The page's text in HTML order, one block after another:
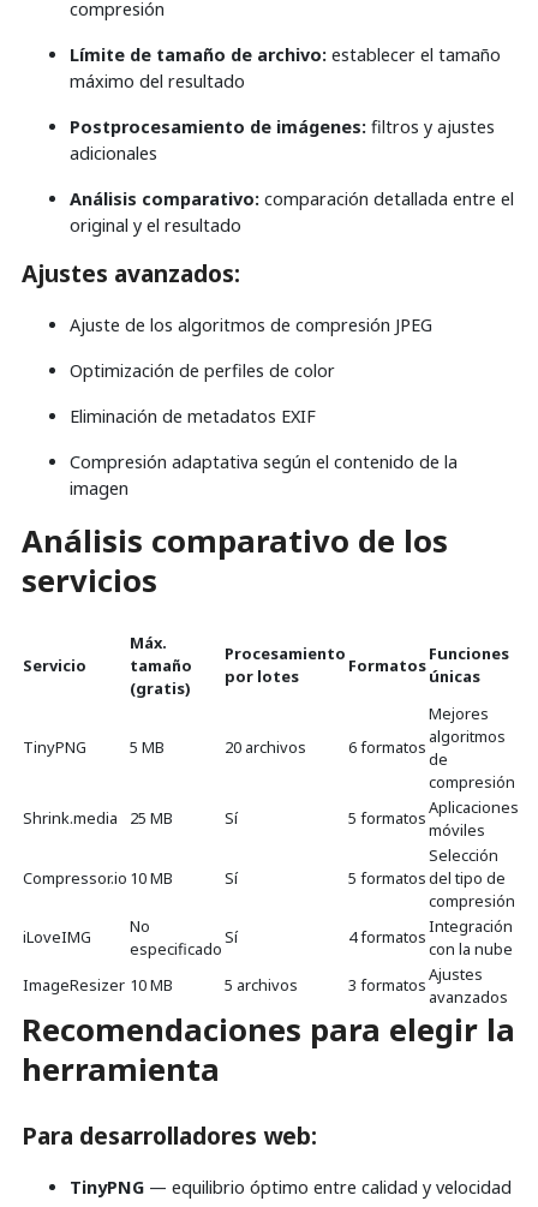
compresión
Límite de tamaño de archivo: establecer el tamaño
máximo del resultado
Postprocesamiento de imágenes: filtros y ajustes
adicionales
Análisis comparativo: comparación detallada entre el
original y el resultado
Ajustes avanzados:
Ajuste de los algoritmos de compresión JPEG
Optimización de perfiles de color
Eliminación de metadatos EXIF
Compresión adaptativa según el contenido de la
imagen
Análisis comparativo de los
servicios
Servicio
Máx.
tamaño
(gratis)
Procesamiento
por lotes
Formatos
Funciones
únicas
TinyPNG 5 MB 20 archivos 6 formatos
Mejores
algoritmos
de
compresión
Shrink.media
25 MB Sí 5 formatosAplicaciones
móviles
Compressor.io 10 MB Sí 5 formatos
Selección
del tipo de
compresión
iLoveIMG
No
especificado
Sí 4 formatosIntegración
con la nube
ImageResizer 10 MB 5 archivos 3 formatosAjustes
avanzados
Recomendaciones para elegir la
herramienta
Para desarrolladores web:
TinyPNG — equilibrio óptimo entre calidad y velocidad